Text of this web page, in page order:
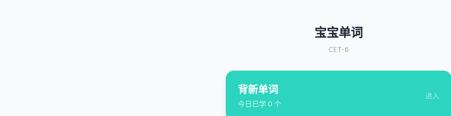
宝宝单词
CET-6
背新单词
今日已学 0 个
进入